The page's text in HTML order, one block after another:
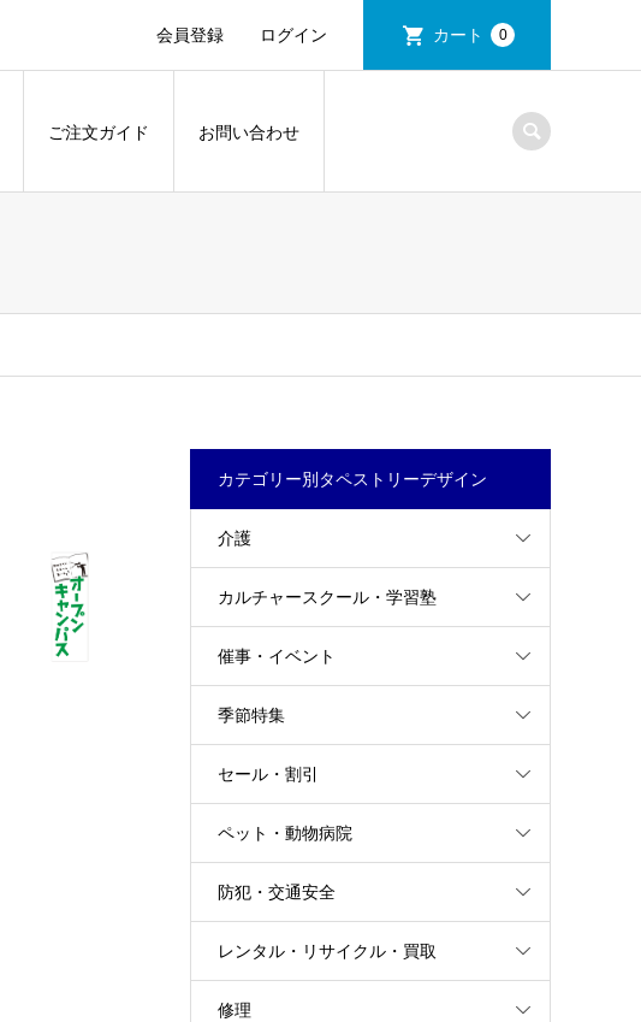
会員登録 ログイン カート 0
ご注文ガイド お問い合わせ
カテゴリー別タペストリーデザイン
介護
カルチャースクール・学習塾
催事・イベント
季節特集
セール・割引
ペット・動物病院
防犯・交通安全
レンタル・リサイクル・買取
修理